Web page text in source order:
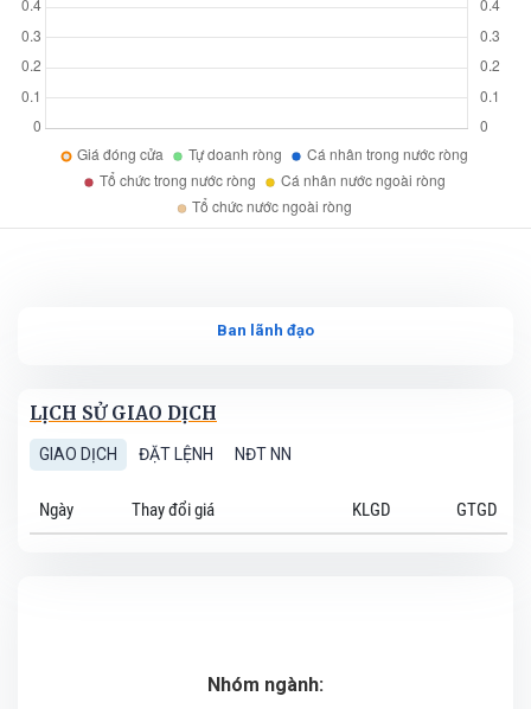
Ban lãnh đạo
LỊCH SỬ GIAO DỊCH
GIAO DỊCH ĐẶT LỆNH NĐT NN
Ngày Thay đổi giá KLGD GTGD
Nhóm ngành: